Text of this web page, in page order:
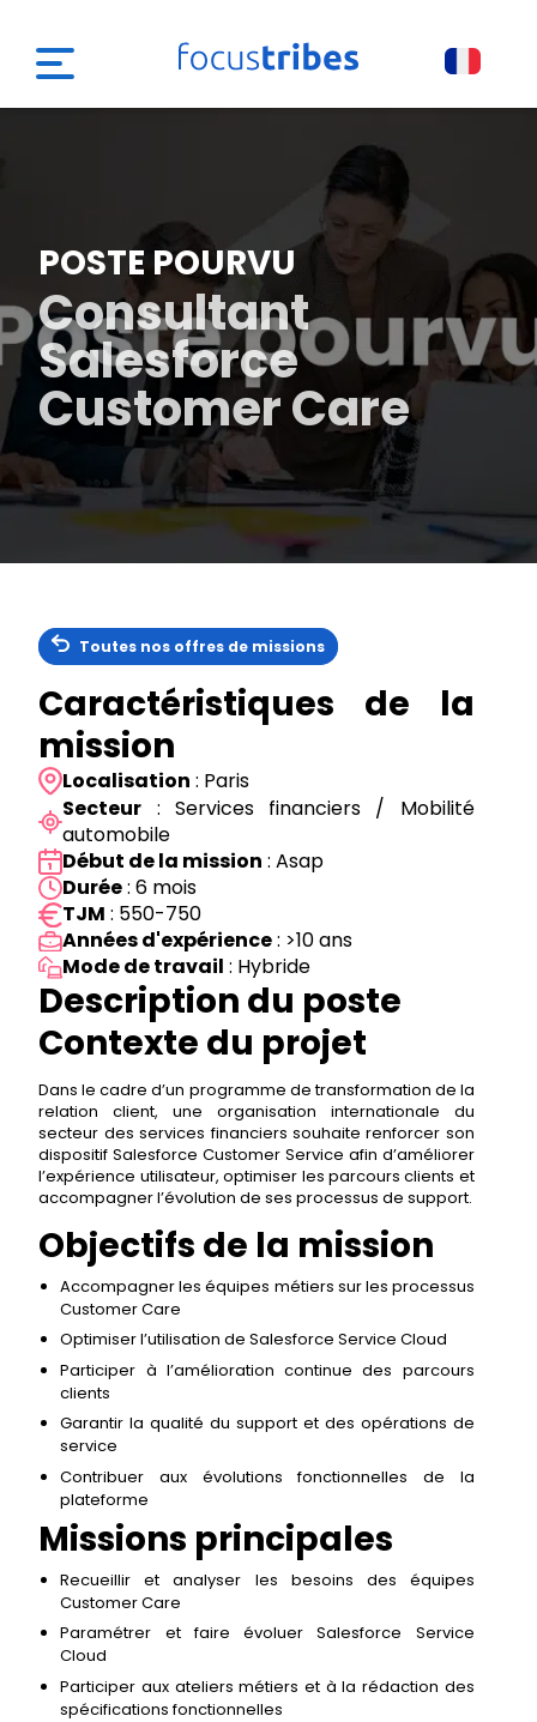
POSTE POURVU
Consultant
Salesforce
Customer Care
Toutes nos offres de missions
Caractéristiques de la
mission
Localisation : Paris
Secteur : Services financiers / Mobilité
automobile
Début de la mission : Asap
Durée: 6 mois
TJM : 550-750
Années d'expérience: >10 ans
Mode de travail : Hybride
Description du poste
Contexte du projet
Dans le cadre d’un programme de transformation de la
relation client, une organisation internationale du
secteur des services financiers souhaite renforcer son
dispositif Salesforce Customer Service afin d’améliorer
l’expérience utilisateur, optimiser les parcours clients et
accompagner l’évolution de ses processus de support.
Objectifs de la mission
Accompagner les équipes métiers sur les processus
Customer Care
Optimiser l’utilisation de Salesforce Service Cloud
Participer à l’amélioration continue des parcours
clients
Garantir la qualité du support et des opérations de
service
Contribuer aux évolutions fonctionnelles de la
plateforme
Missions principales
Recueillir et analyser les besoins des équipes
Customer Care
Paramétrer et faire évoluer Salesforce Service
Cloud
Participer aux ateliers métiers et à la rédaction des
spécifications fonctionnelles